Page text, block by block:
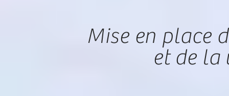
Mise en place
et de la